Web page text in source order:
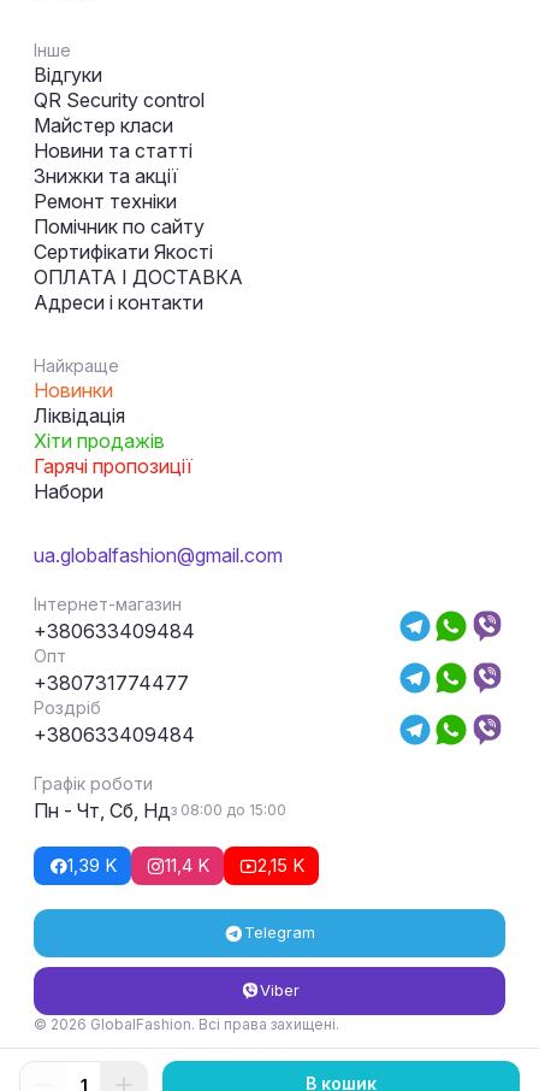
Інше
Відгуки
QR Security control
Майстер класи
Новини та статті
Знижки та акції
Ремонт техніки
Помічник по сайту
Сертифікати Якості
ОПЛАТА І ДОСТАВКА
Адреси і контакти
Найкраще
Новинки
Ліквідація
Хіти продажів
Гарячі пропозиції
Набори
ua.globalfashion@gmail.com
Інтернет-магазин
+380633409484
Опт
+380731774477
Роздріб
+380633409484
Графік роботи
Пн - Чт, Сб, Ндз 08:00 до 15:00
1,39 K 11,4 K 2,15 K
Telegram
Viber
© 2026 GlobalFashion. Всі права захищені.
Умови повернення та обміну товару
В кошик